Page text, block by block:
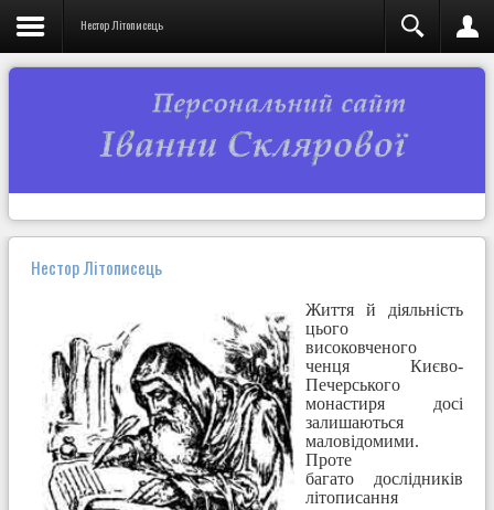
Нестор Літописець
Нестор Літописець
Життя й діяльність
цього
високовченого
ченця Києво-
Печерського
монастиря досі
залишаються
маловідомими.
Проте
багато дослідників
літописання